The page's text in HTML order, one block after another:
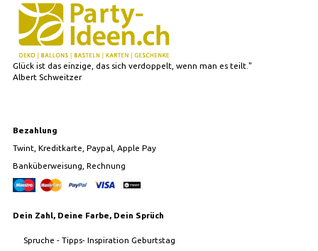
Glück ist das einzige, das sich verdoppelt, wenn man es teilt."
Albert Schweitzer
Bezahlung
Twint, Kreditkarte, Paypal, Apple Pay
Banküberweisung, Rechnung
Dein Zahl, Deine Farbe, Dein Sprüch
Spruche - Tipps- Inspiration Geburtstag